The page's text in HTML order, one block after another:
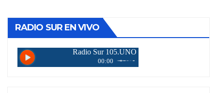
RADIO SUR EN VIVO